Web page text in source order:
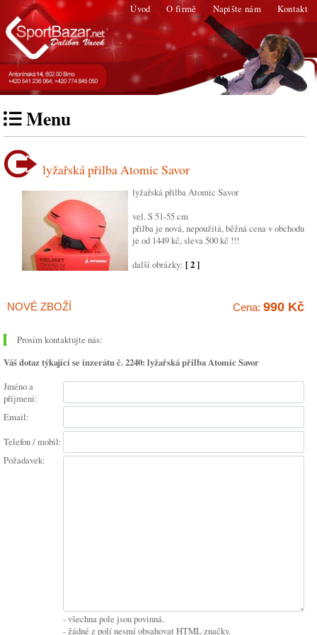
Úvod O firmě Napište nám Kontakt
Menu
lyžařská přilba Atomic Savor
lyžařská přilba Atomic Savor
vel. S 51-55 cm
přilba je nová, nepoužitá, běžná cena v obchodu
je od 1449 kč, sleva 500 kč !!!
další obrázky: [ 2 ]
NOVÉ ZBOŽÍ Cena: 990 Kč
Prosím kontaktujte nás:
Váš dotaz týkající se inzerátu č. 2240: lyžařská přilba Atomic Savor
Jméno a
příjmení:
Email:
Telefon / mobil:
Požadavek:
- všechna pole jsou povinná.
- žádné z polí nesmí obsahovat HTML značky.